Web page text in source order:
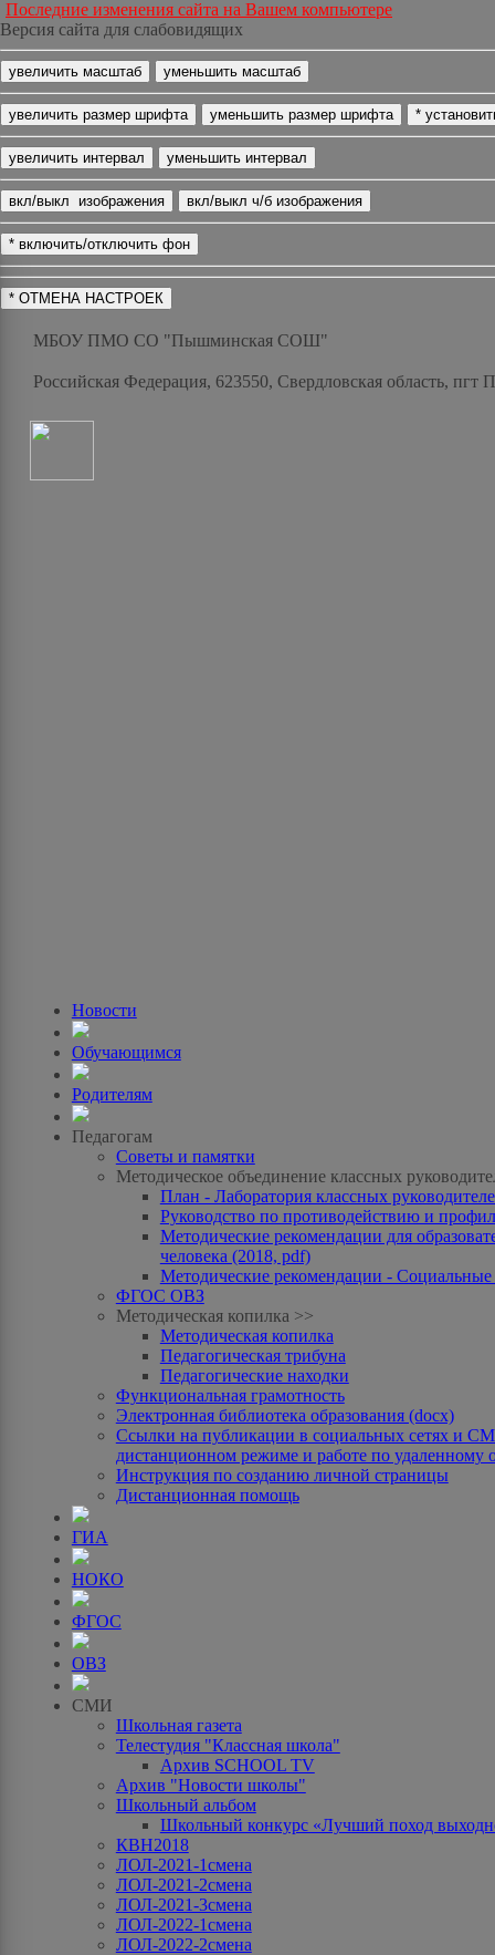
Последние изменения сайта на Вашем компьютере
Версия сайта для слабовидящих
МБОУ ПМО СО "Пышминская СОШ"
Российская Федерация, 623550, Свердловская область,
Новости
Обучающимся
Родителям
Педагогам
Советы и памятки
Методическое объединение классных
План - Лаборатория классных
Руководство по противодействию и
Методические рекомендации для
человека (2018, pdf)
Методические рекомендации -
ФГОС ОВЗ
Методическая копилка >>
Методическая копилка
Педагогическая трибуна
Педагогические находки
Функциональная грамотность
Электронная библиотека образования (docx)
Ссылки на публикации в социальных сетях и
дистанционном режиме и работе по удаленному
Инструкция по созданию личной страницы
Дистанционная помощь
ГИА
НОКО
ФГОС
ОВЗ
СМИ
Школьная газета
Телестудия "Классная школа"
Архив SCHOOL TV
Архив "Новости школы"
Школьный альбом
Школьный конкурс «Лучший поход
КВН2018
ЛОЛ-2021-1смена
ЛОЛ-2021-2смена
ЛОЛ-2021-3смена
ЛОЛ-2022-1смена
ЛОЛ-2022-2смена